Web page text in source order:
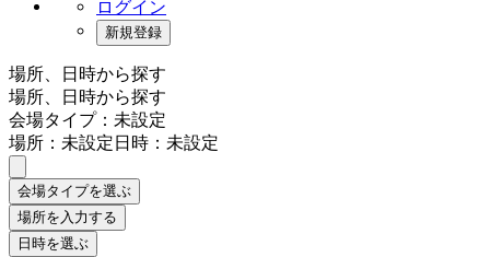
ログイン
新規登録
場所、日時から探す
場所、日時から探す
会場タイプ：未設定
場所：未設定日時：未設定
会場タイプを選ぶ
場所を入力する
日時を選ぶ